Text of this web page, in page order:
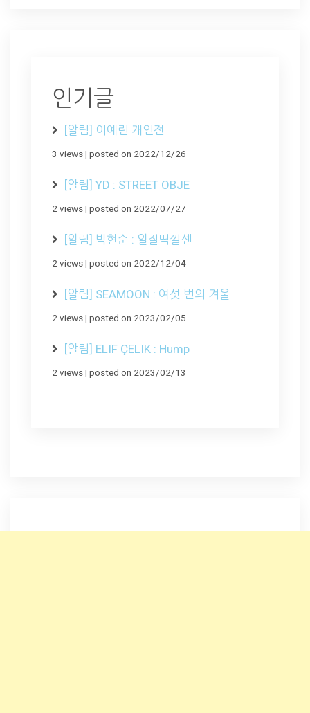
인기글
[알림] 이예린 개인전
3 views| posted on 2022/12/26
[알림] YD : STREET OBJE
2 views| posted on 2022/07/27
[알림] 박현순 : 알잘딱깔센
2 views| posted on 2022/12/04
[알림] SEAMOON : 여섯 번의 겨울
2 views| posted on 2023/02/05
[알림] ELIF ÇELIK : Hump
2 views| posted on 2023/02/13